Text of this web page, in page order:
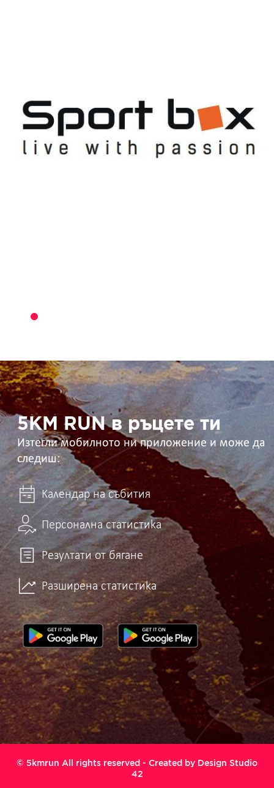
5KM
RUN
в
ръцете
ти 5KM RUN в ръцете ти
Изтегли мобилното ни приложение и може да
следиш:
Календар на събития
Персонална статистика
Резултати от бягане
Разширена статистика
© 5kmrun All rights reserved - Created by Design Studio
42